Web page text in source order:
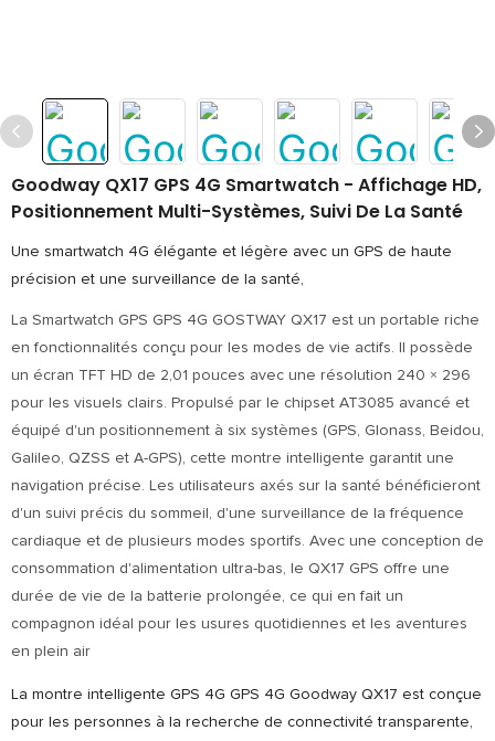
Goodway QX17 GPS 4G Smartwatch - Affichage HD,
Positionnement Multi-Systèmes, Suivi De La Santé
Une smartwatch 4G élégante et légère avec un GPS de haute
précision et une surveillance de la santé,
La Smartwatch GPS GPS 4G GOSTWAY QX17 est un portable riche
en fonctionnalités conçu pour les modes de vie actifs. Il possède
un écran TFT HD de 2,01 pouces avec une résolution 240 × 296
pour les visuels clairs. Propulsé par le chipset AT3085 avancé et
équipé d'un positionnement à six systèmes (GPS, Glonass, Beidou,
Galileo, QZSS et A-GPS), cette montre intelligente garantit une
navigation précise. Les utilisateurs axés sur la santé bénéficieront
d'un suivi précis du sommeil, d'une surveillance de la fréquence
cardiaque et de plusieurs modes sportifs. Avec une conception de
consommation d'alimentation ultra-bas, le QX17 GPS offre une
durée de vie de la batterie prolongée, ce qui en fait un
compagnon idéal pour les usures quotidiennes et les aventures
en plein air
La montre intelligente GPS 4G GPS 4G Goodway QX17 est conçue
pour les personnes à la recherche de connectivité transparente,